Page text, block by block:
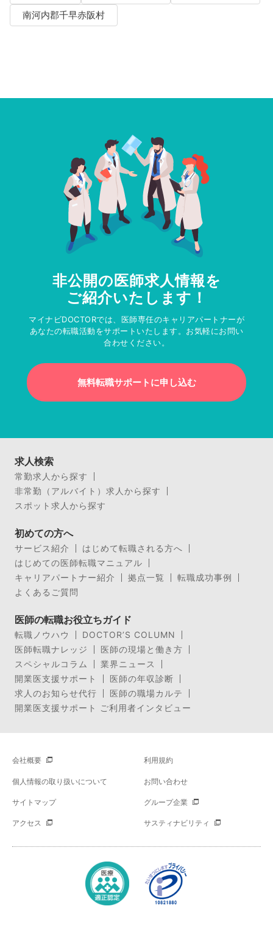
南河内郡千早赤阪村
非公開の医師求人情報を
ご紹介いたします！
マイナビDOCTORでは、医師専任のキャリアパートナーが
あなたの転職活動をサポートいたします。お気軽にお問い
合わせください。
無料転職サポートに申し込む
求人検索
常勤求人から探す
非常勤（アルバイト）求人から探す
スポット求人から探す
初めての方へ
サービス紹介
はじめて転職される方へ
はじめての医師転職マニュアル
キャリアパートナー紹介
拠点一覧
転職成功事例
よくあるご質問
医師の転職お役立ちガイド
転職ノウハウ
DOCTOR’S COLUMN
医師転職ナレッジ
医師の現場と働き方
スペシャルコラム
業界ニュース
開業医支援サポート
医師の年収診断
求人のお知らせ代行
医師の職場カルテ
開業医支援サポート ご利用者インタビュー
会社概要 利用規約
個人情報の取り扱いについて お問い合わせ
サイトマップ グループ企業
アクセス サスティナビリティ